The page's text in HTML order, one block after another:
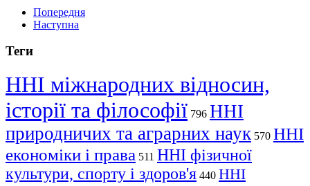
Попередня
Наступна
Теги
ННІ міжнародних відносин,
історії та філософії 796 ННІ
природничих та аграрних наук 570 ННІ
економіки і права 511 ННІ фізичної
культури, спорту і здоров'я 440 ННІ